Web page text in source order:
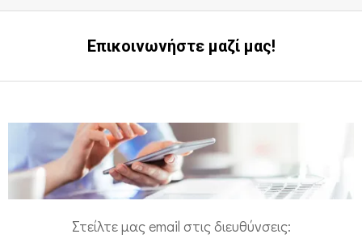
Επικοινωνήστε μαζί μας!
π
ι
Στείλτε μας email στις διευθύνσεις: